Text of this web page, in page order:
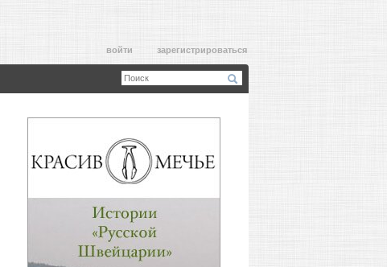
войти зарегистрироваться